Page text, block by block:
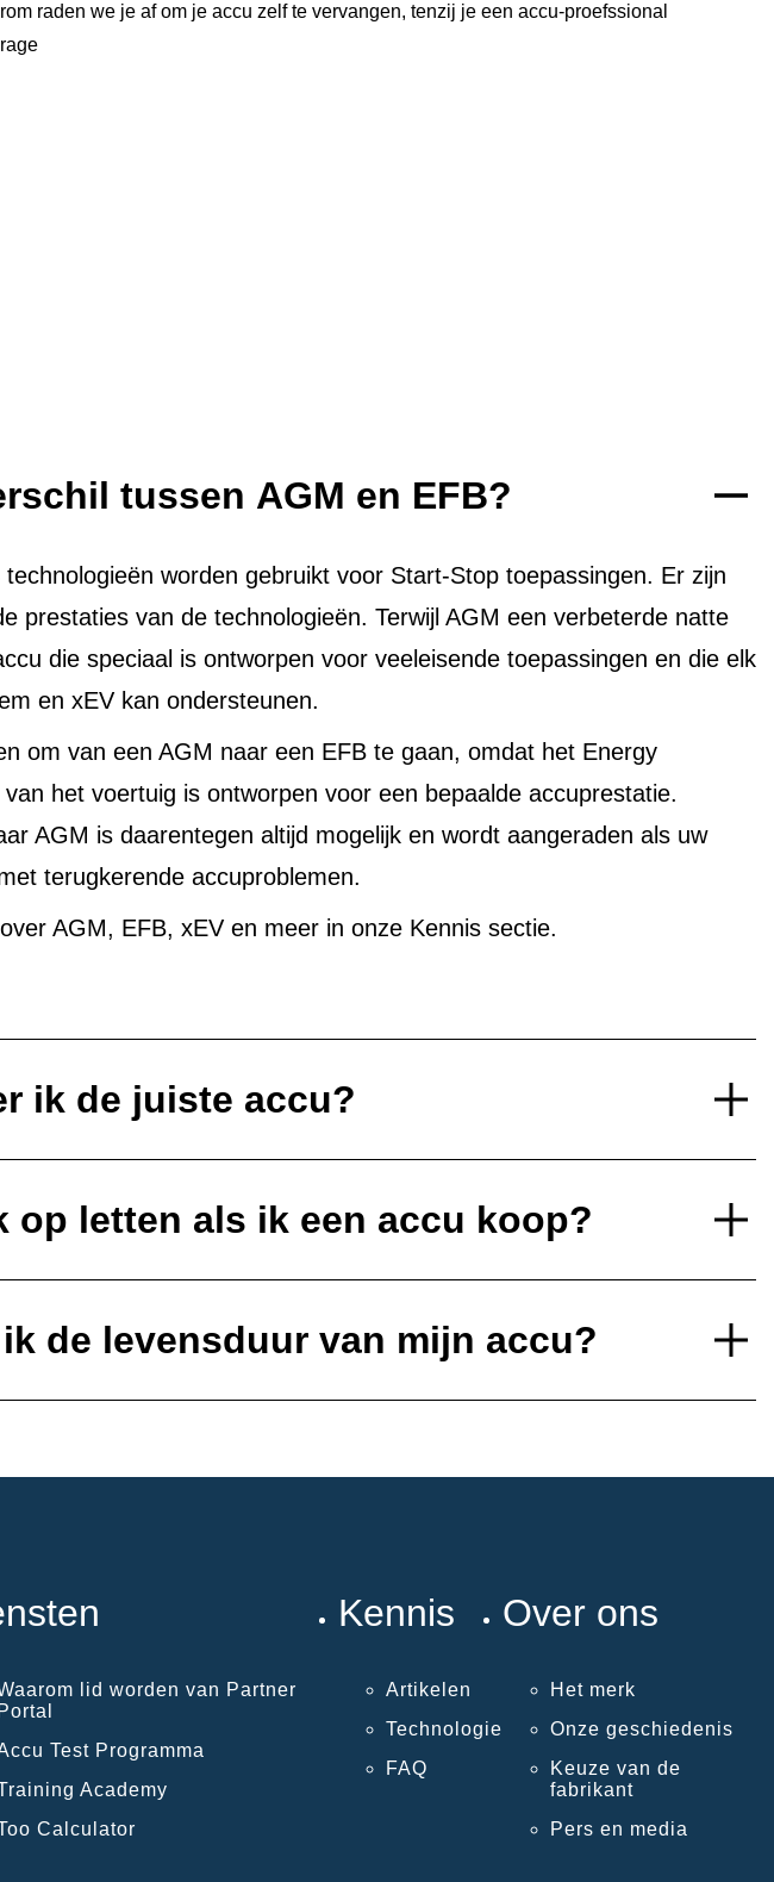
raden we je af om je accu zelf te vervangen, tenzij je een accu-proefssional
tussen AGM en EFB?
worden gebruikt voor Start-Stop toepassingen. Er zijn
prestaties van de technologieën. Terwijl AGM een verbeterde natte
die speciaal is ontworpen voor veeleisende toepassingen en die elk
en xEV kan ondersteunen.
om van een AGM naar een EFB te gaan, omdat het Energy
het voertuig is ontworpen voor een bepaalde accuprestatie.
AGM is daarentegen altijd mogelijk en wordt aangeraden als uw
terugkerende accuproblemen.
AGM, EFB, xEV en meer in onze Kennis sectie.
ik de juiste accu?
op letten als ik een accu koop?
de levensduur van mijn accu?
lid worden van Partner
Portal
Test Programma
Academy
Calculator
Kennis
Artikelen
Technologie
FAQ
Over ons
Het merk
Onze geschiedenis
Keuze van de
fabrikant
Pers en media